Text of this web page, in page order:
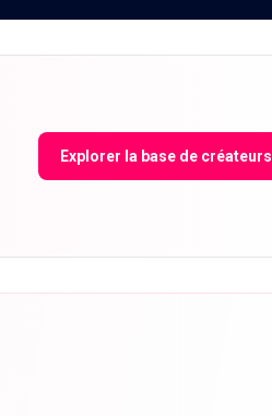
Explorer la base de créateurs